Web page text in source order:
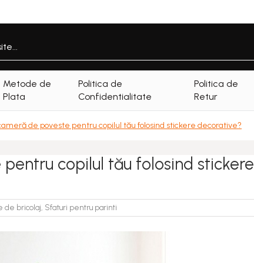
Metode de
Plata
Politica de
Confidentialitate
Politica de
Retur
de poveste pentru copilul tău folosind stickere decorative?
copilul tău folosind stickere
de bricolaj, Sfaturi pentru parinti